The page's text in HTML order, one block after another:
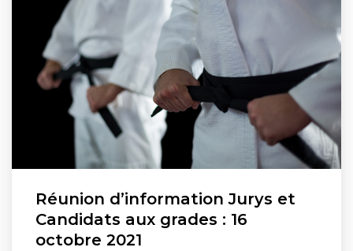
Réunion d’information Jurys et
Candidats aux grades : 16
octobre 2021